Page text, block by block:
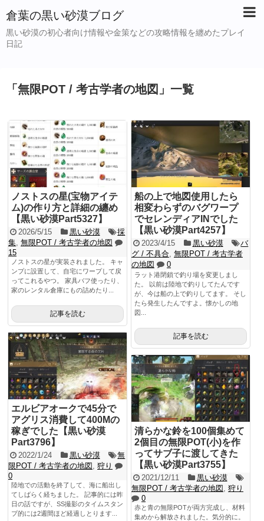
倉葉の黒い砂漠ブログ
黒い砂漠の初心者向け情報や金策などの攻略情報を纏めたプレイ
日記
「 無限POT / 考古学者の地図 」 一覧
ノストスの星(宝物アイテ
ム)の作り方と詳細の纏め
【黒い砂漠Part5327】
2026/5/15 黒い砂漠
採
集 無限POT / 考古学者の地図
15
ノストスの星が実装されました。 キャ
ンプに設置して、自宅にワープして戻
ってこれるやつ。 家具バフ使ったり、
家のレンタル倉庫にもの詰めたり...
記事を読む
船の上で地図使用したら
相変わらずのバグワープ
でセレンディアINでした
【黒い砂漠Part4257】
2023/4/15 黒い砂漠
バ
グ / 不具合 無限POT / 考古学者
の地図
0
ラット港閉鎖で釣り場を変更しまし
た。 以前は陸地で釣りしてたんです
が、今は船の上で釣りしてます。 そし
たら発生したんですよ。懐かしの地
図...
記事を読む
エルビアオークで45分で
アグリス消費して400Mの
稼ぎでした【黒い砂漠
Part3796】
2022/1/24 黒い砂漠
無
限POT / 考古学者の地図
狩り
0
陸地での活動を終了して、海に船出し
てしばらく経ちました。 記事的には昨
日の話ですが、SS撮影のタイムスタン
プ的には2週間ほど経過しとります...
清らかな鈴を100個集めて
2個目の無限POT(小)を作
ってサブ子に渡してきた
【黒い砂漠Part3755】
2021/12/11
黒い砂漠
無限POT / 考古学者の地図
狩り
0
赤と青の無限POTが両方完成し、材料
集めから解放されました。気分的に。